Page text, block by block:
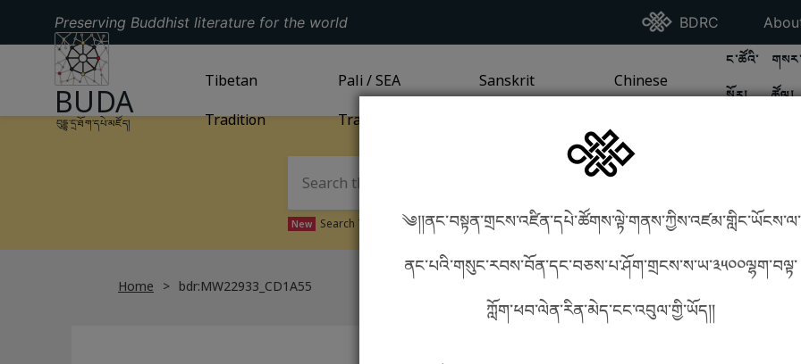
Preserving Buddhist literature for the world Go To BDRC
BDRC Go
GO TO HOMEPAGE
BUDA
བུདྡྷ་དྲ་ཐོག་དཔེ་མཛོད།
GO TOTIBETAN TRADITIONPAGE
Tibetan
Tradition
GO TOPALI / SEA TRADITIONPAGE
Pali / SEA
Tradition
GO TOSANSKRIT TRADITION
Sanskrit
GO TOCHINESE TRADITION
Chinese
GO TO
ང་ཚོའི་
སྐོར།
GO
ཚོལ།
༄།།ནང་བསྟན་གྲངས་འཛིན་དཔེ་ཚོགས་ལྟེ་གནས་ཀྱིས་འཛམ་གླིང་ཡོངས་ལ་
ནང་པའི་གསུང་རབས་བོན་དང་བཅས་པ་ཤོག་གྲངས་ས་ཡ་༣༥༠༠ལྷག་བལྟ་
ཀློག་ཕབ་ལེན་རིན་མེད་ངང་འབུལ་གྱི་ཡོད།།
New Search Tibetan in phonetics! How to find things?
Home bdr:MW22933_CD1A55